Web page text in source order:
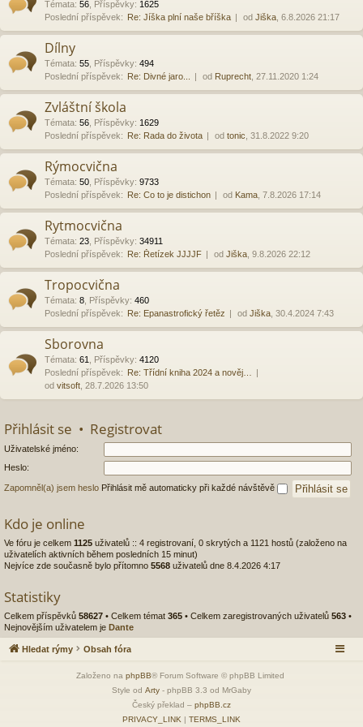
Témata: 56 Příspěvky: 1625
Poslední příspěvek: Re: Jíška plní naše bříška od Jiška , 6.8.2026 21:17
Dílny
Témata: 55 Příspěvky: 494
Poslední příspěvek: Re: Divné jaro... od Ruprecht , 27.11.2020 1:24
Zvláštní škola
Témata: 56 Příspěvky: 1629
Poslední příspěvek: Re: Rada do života od tonic , 31.8.2022 9:20
Rýmocvična
Témata: 50 Příspěvky: 9733
Poslední příspěvek: Re: Co to je distichon od Kama , 7.8.2026 17:14
Rytmocvična
Témata: 23 Příspěvky: 34911
Poslední příspěvek: Re: Řetízek JJJJF od Jiška , 9.8.2026 22:12
Tropocvična
Témata: 8 Příspěvky: 460
Poslední příspěvek: Re: Epanastrofický řetěz od Jiška , 30.4.2024 7:43
Sborovna
Témata: 61 Příspěvky: 4120
Poslední příspěvek: Re: Třídní kniha 2024 a nověj…
od vitsoft , 28.7.2026 13:50
Přihlásit se • Registrovat
Uživatelské jméno:
Heslo:
Zapomněl(a) jsem heslo Přihlásit mě automaticky při každé návštěvě
Kdo je online
Ve fóru je celkem 1125 uživatelů :: 4 registrovaní, 0 skrytých a 1121 hostů (založeno na
uživatelích aktivních během posledních 15 minut)
Nejvíce zde současně bylo přítomno 5568 uživatelů dne 8.4.2026 4:17
Statistiky
Celkem příspěvků 58627 • Celkem témat 365 • Celkem zaregistrovaných uživatelů 563 •
Nejnovějším uživatelem je Dante
Hledat rýmy Obsah fóra
Založeno na phpBB® Forum Software © phpBB Limited
Style od Arty - phpBB 3.3 od MrGaby
Český překlad – phpBB.cz
PRIVACY_LINK | TERMS_LINK